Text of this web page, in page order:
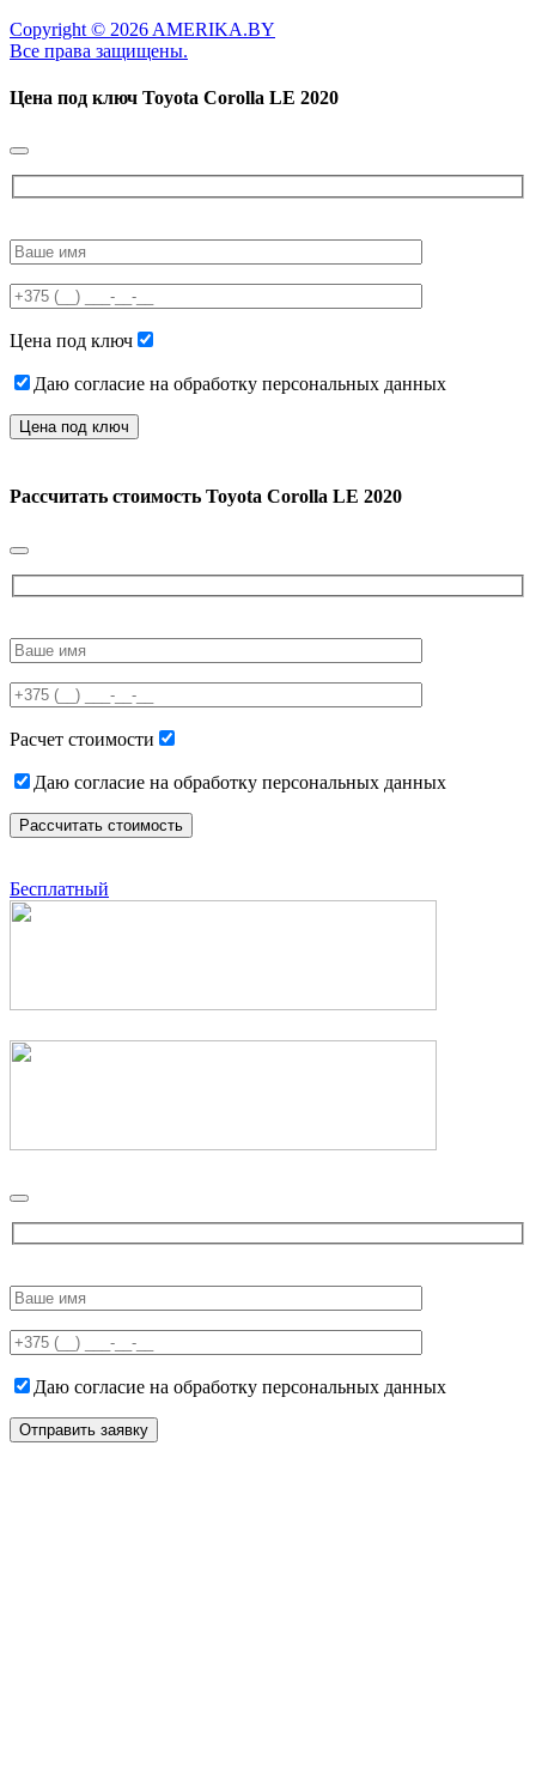
Copyright © 2026 AMERIKA.BY
Все права защищены.
Цена под ключ Toyota Corolla LE 2020
leave
field
empty.
Цена под ключ
Даю согласие на обработку персональных данных
Рассчитать стоимость Toyota Corolla LE 2020
leave
field
empty.
Расчет стоимости
Даю согласие на обработку персональных данных
Бесплатный
leave
field
empty.
Даю согласие на обработку персональных данных